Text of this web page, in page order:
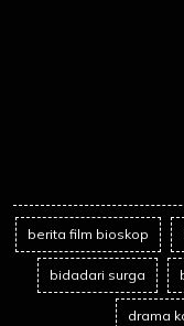
berita film bioskop
bidadari surga
drama